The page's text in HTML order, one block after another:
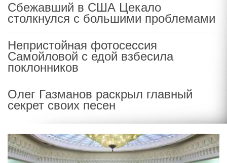
Сбежавший в США Цекало
столкнулся с большими проблемами
Непристойная фотосессия
Самойловой с едой взбесила
поклонников
Олег Газманов раскрыл главный
секрет своих песен